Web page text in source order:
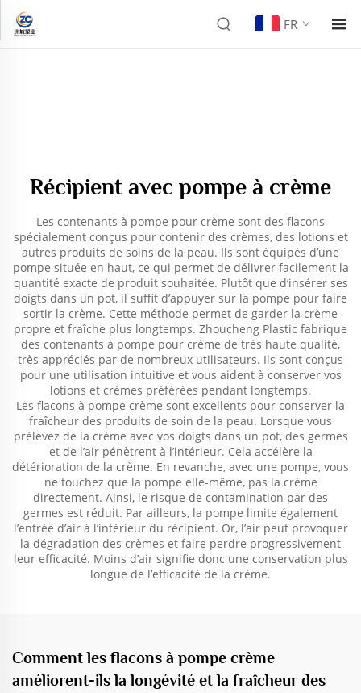
FR
Récipient avec pompe à crème
Les contenants à pompe pour crème sont des flacons
spécialement conçus pour contenir des crèmes, des lotions et
autres produits de soins de la peau. Ils sont équipés d’une
pompe située en haut, ce qui permet de délivrer facilement la
quantité exacte de produit souhaitée. Plutôt que d’insérer ses
doigts dans un pot, il suffit d’appuyer sur la pompe pour faire
sortir la crème. Cette méthode permet de garder la crème
propre et fraîche plus longtemps. Zhoucheng Plastic fabrique
des contenants à pompe pour crème de très haute qualité,
très appréciés par de nombreux utilisateurs. Ils sont conçus
pour une utilisation intuitive et vous aident à conserver vos
lotions et crèmes préférées pendant longtemps.
Les flacons à pompe crème sont excellents pour conserver la
fraîcheur des produits de soin de la peau. Lorsque vous
prélevez de la crème avec vos doigts dans un pot, des germes
et de l’air pénètrent à l’intérieur. Cela accélère la
détérioration de la crème. En revanche, avec une pompe, vous
ne touchez que la pompe elle-même, pas la crème
directement. Ainsi, le risque de contamination par des
germes est réduit. Par ailleurs, la pompe limite également
l’entrée d’air à l’intérieur du récipient. Or, l’air peut provoquer
la dégradation des crèmes et faire perdre progressivement
leur efficacité. Moins d’air signifie donc une conservation plus
longue de l’efficacité de la crème.
Comment les flacons à pompe crème
améliorent-ils la longévité et la fraîcheur des